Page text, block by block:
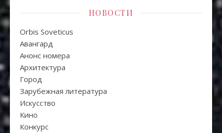
НОВОСТИ
Orbis Soveticus
Авангард
Анонс номера
Архитектура
Город
Зарубежная литература
Искуcство
Кино
Конкурс